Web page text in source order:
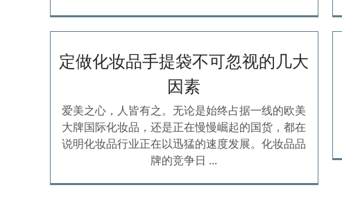
定做化妆品手提袋不可忽视的几大
因素
爱美之心，人皆有之。无论是始终占据一线的欧美
大牌国际化妆品，还是正在慢慢崛起的国货，都在
说明化妆品行业正在以迅猛的速度发展。化妆品品
牌的竞争日 ...